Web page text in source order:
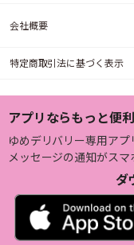
会社概要
特定商取引法に基づく表示
アプリならもっと便
ゆめデリバリー専用アプ
メッセージの通知がスマ
ダ